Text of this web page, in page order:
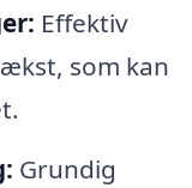
Effektiv
som kan
Grundig